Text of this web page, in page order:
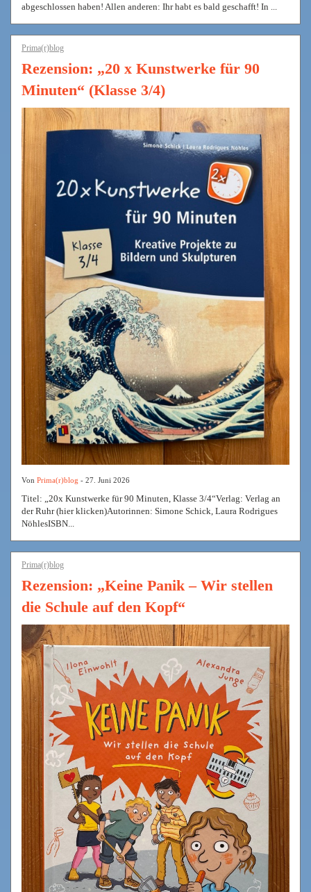
abgeschlossen haben! Allen anderen: Ihr habt es bald geschafft! In ...
Prima(r)blog
Rezension: „20 x Kunstwerke für 90
Minuten“ (Klasse 3/4)
Von Prima(r)blog - 27. Juni 2026
Titel: „20x Kunstwerke für 90 Minuten, Klasse 3/4“Verlag: Verlag an
der Ruhr (hier klicken)Autorinnen: Simone Schick, Laura Rodrigues
NöhlesISBN...
Prima(r)blog
Rezension: „Keine Panik – Wir stellen
die Schule auf den Kopf“